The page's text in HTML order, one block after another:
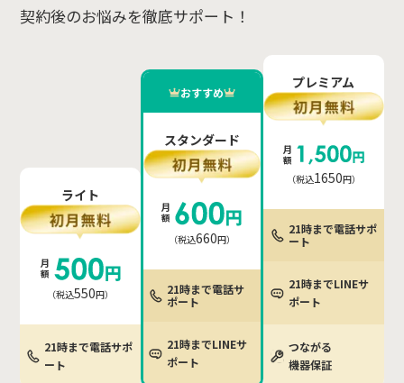
契約後のお悩みを徹底サポート！
ライト
月
額
（税込550円）
21時まで電話サポ
ート
おすすめ
スタンダード
月
額
（税込660円）
21時まで電話サ
ポート
21時までLINEサ
ポート
プレミアム
月
額
（税込1650円）
21時まで電話サポ
ート
21時までLINEサ
ポート
つながる
機器保証